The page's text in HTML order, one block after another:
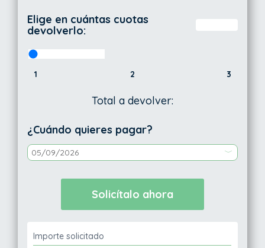
Elige en cuántas cuotas
devolverlo:
1 2 3
Total a devolver:
¿Cuándo quieres pagar?
Importe solicitado